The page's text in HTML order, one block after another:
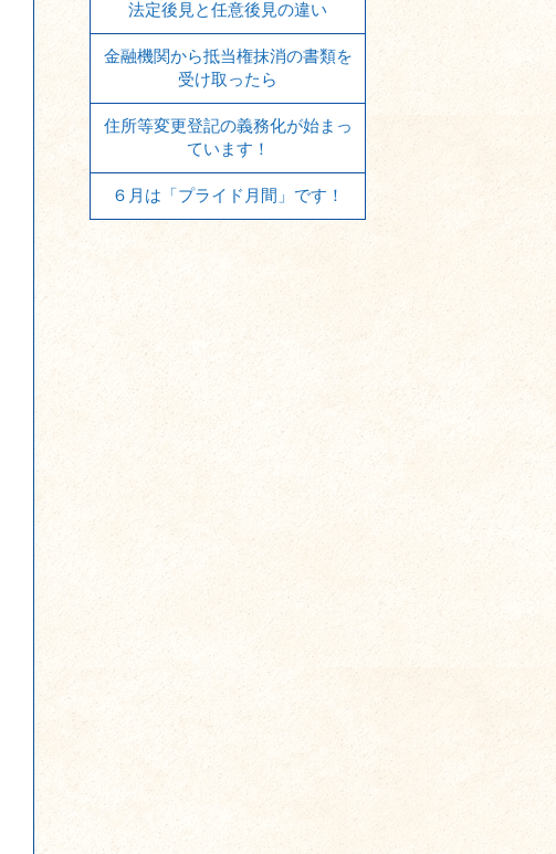
法定後見と任意後見の違い
金融機関から抵当権抹消の書類を
受け取ったら
住所等変更登記の義務化が始まっ
ています！
６月は「プライド月間」です！